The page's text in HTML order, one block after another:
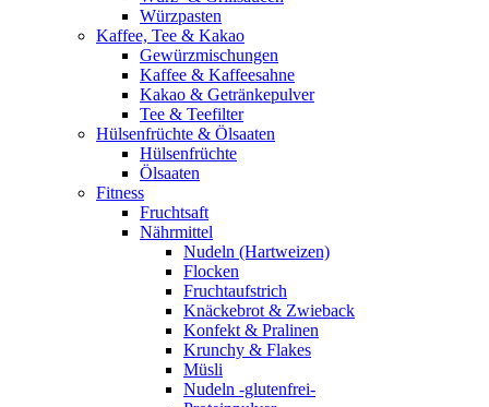
Würzpasten
Kaffee, Tee & Kakao
Gewürzmischungen
Kaffee & Kaffeesahne
Kakao & Getränkepulver
Tee & Teefilter
Hülsenfrüchte & Ölsaaten
Hülsenfrüchte
Ölsaaten
Fitness
Fruchtsaft
Nährmittel
Nudeln (Hartweizen)
Flocken
Fruchtaufstrich
Knäckebrot & Zwieback
Konfekt & Pralinen
Krunchy & Flakes
Müsli
Nudeln -glutenfrei-